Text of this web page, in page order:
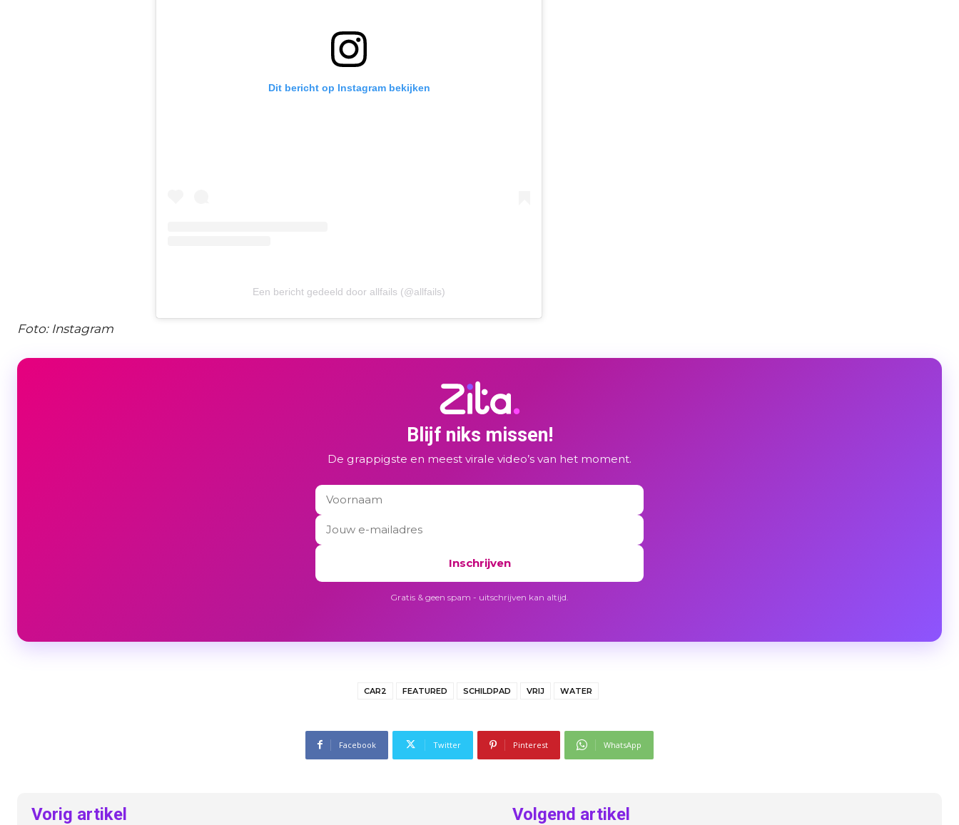
Dit bericht op Instagram bekijken
Een bericht gedeeld door allfails (@allfails)
Foto: Instagram
Blijf niks missen!
De grappigste en meest virale video’s van het moment.
Inschrijven
Gratis & geen spam - uitschrijven kan altijd.
CAR2 FEATURED SCHILDPAD VRIJ WATER
Facebook Twitter Pinterest WhatsApp
Vorig artikel Volgend artikel